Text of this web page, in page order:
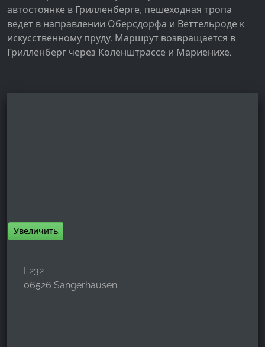
автостоянке в Грилленберге, пешеходная тропа
ведет в направлении Оберсдорфа и Веттельроде к
искусственному пруду. Маршрут возвращается в
Грилленберг через Коленштрассе и Мариенихе.
Увеличить
L232
06526 Sangerhausen